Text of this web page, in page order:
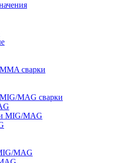
сварки
MAG сварки
MIG/MAG
MAG